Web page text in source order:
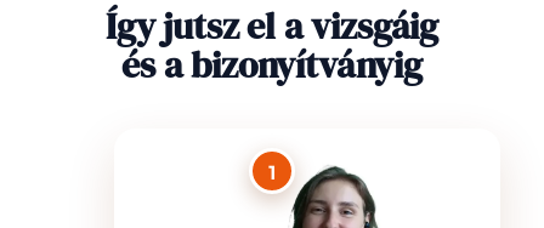
Így jutsz el a vizsgáig
és a bizonyítványig
1